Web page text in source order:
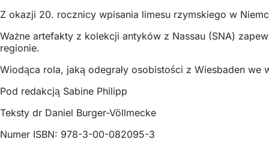
Z okazji 20. rocznicy wpisania limesu rzymskiego w
Ważne artefakty z kolekcji antyków z Nassau (SNA)
regionie.
Wiodąca rola, jaką odegrały osobistości z Wiesbaden we
Pod redakcją Sabine Philipp
Teksty dr Daniel Burger-Völlmecke
Numer ISBN: 978-3-00-082095-3